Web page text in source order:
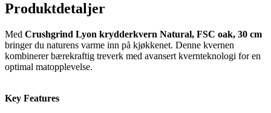
Produktdetaljer
Med Crushgrind Lyon krydderkvern Natural, FSC oak, 30 cm
bringer du naturens varme inn på kjøkkenet. Denne kvernen
kombinerer bærekraftig treverk med avansert kvernteknologi for en
optimal matopplevelse.
Key Features